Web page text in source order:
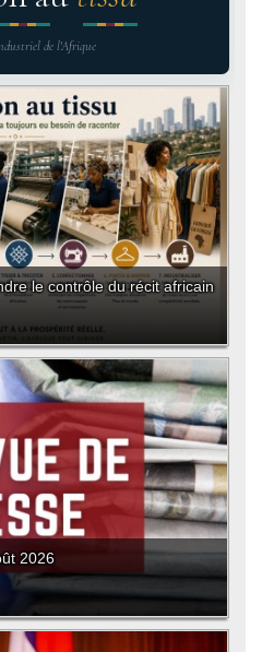
de l'Afrique
le contrôle du récit africain
2026